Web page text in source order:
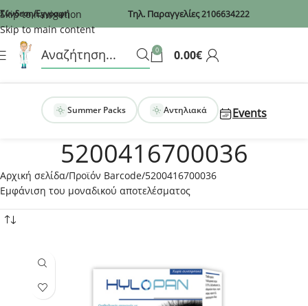
Recaptcha
Skip to navigation
Skip to main content
Σύνδεση/Εγγραφή Τηλ. Παραγγελίες2106634222
0 0.00€
Summer Packs Αντηλιακά Events
5200416700036
Αρχική σελίδα Προϊόν Barcode 5200416700036
Εμφάνιση του μοναδικού αποτελέσματος